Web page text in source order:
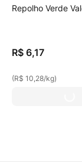
Repolho Verde
R$ 6,17
(R$ 10,28/kg)